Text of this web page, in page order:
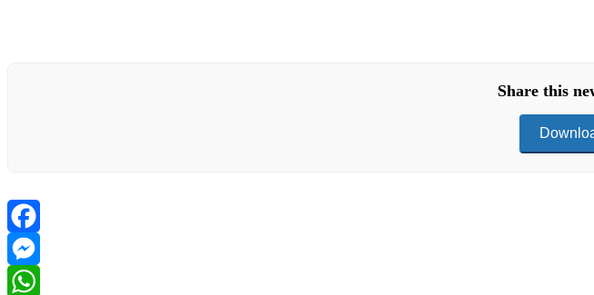
Share this
Facebook
Messenger